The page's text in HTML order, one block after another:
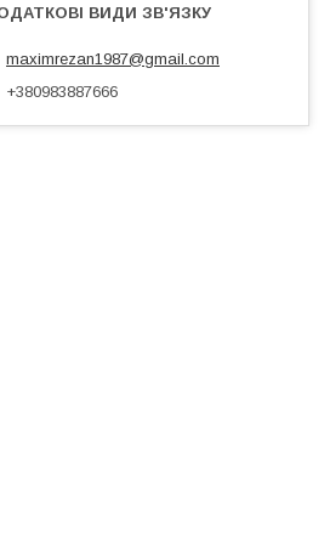
maximrezan1987@gmail.com
+380983887666